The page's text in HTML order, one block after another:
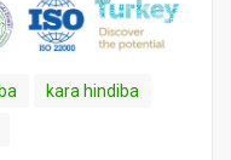
kara hindiba